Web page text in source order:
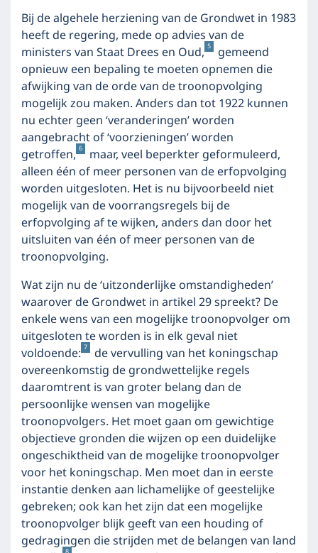
Bij de algehele herziening van de Grondwet in 1983
heeft de regering, mede op advies van de
ministers van Staat Drees en Oud, 5
gemeend
opnieuw een bepaling te moeten opnemen die
afwijking van de orde van de troonopvolging
mogelijk zou maken. Anders dan tot 1922 kunnen
nu echter geen ‘veranderingen’ worden
aangebracht of ‘voorzieningen’ worden
getroffen, 6
maar, veel beperkter geformuleerd,
alleen één of meer personen van de erfopvolging
worden uitgesloten. Het is nu bijvoorbeeld niet
mogelijk van de voorrangsregels bij de
erfopvolging af te wijken, anders dan door het
uitsluiten van één of meer personen van de
troonopvolging.
Wat zijn nu de ‘uitzonderlijke omstandigheden’
waarover de Grondwet in artikel 29 spreekt? De
enkele wens van een mogelijke troonopvolger om
uitgesloten te worden is in elk geval niet
voldoende: 7
de vervulling van het koningschap
overeenkomstig de grondwettelijke regels
daaromtrent is van groter belang dan de
persoonlijke wensen van mogelijke
troonopvolgers. Het moet gaan om gewichtige
objectieve gronden die wijzen op een duidelijke
ongeschiktheid van de mogelijke troonopvolger
voor het koningschap. Men moet dan in eerste
instantie denken aan lichamelijke of geestelijke
gebreken; ook kan het zijn dat een mogelijke
troonopvolger blijk geeft van een houding of
gedragingen die strijden met de belangen van land